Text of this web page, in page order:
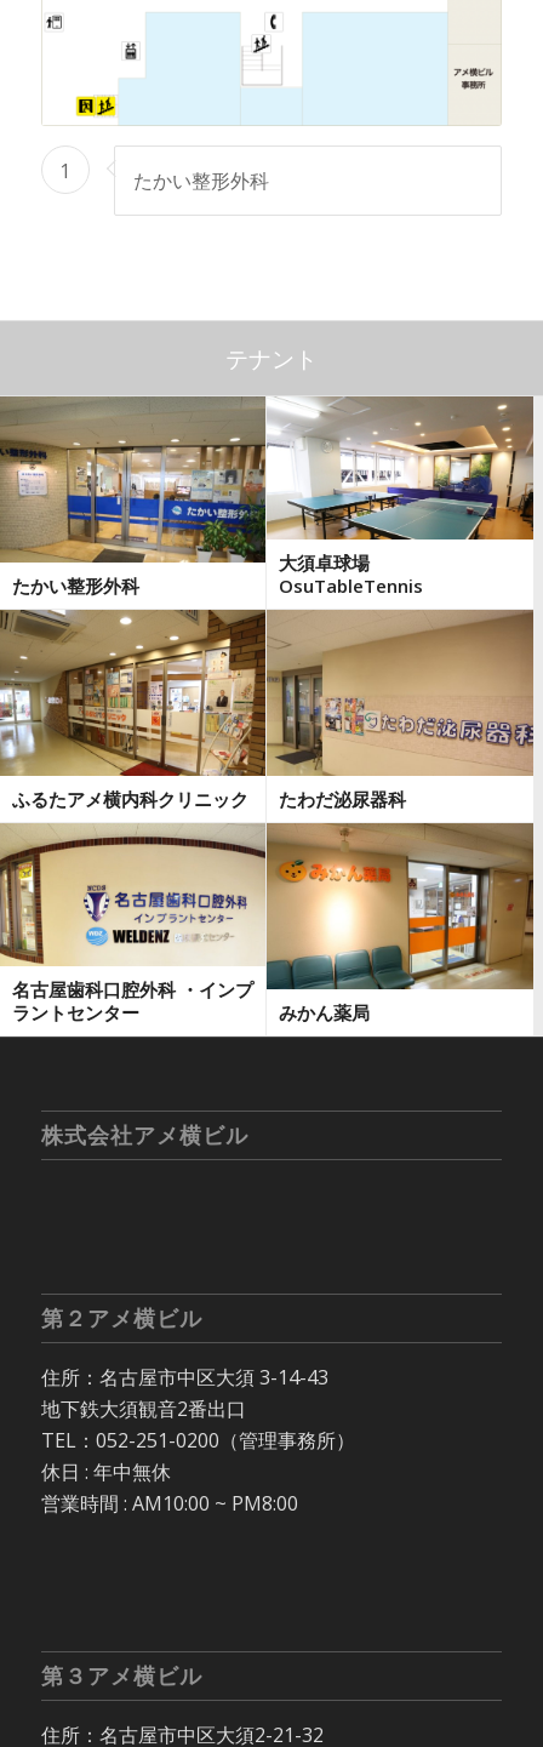
1 たかい整形外科
テナント
たかい整形外科
大須卓球場
OsuTableTennis
ふるたアメ横内科クリニック たわだ泌尿器科
名古屋歯科口腔外科 ・インプ
ラントセンター
みかん薬局
株式会社アメ横ビル
第２アメ横ビル
住所：名古屋市中区大須 3-14-43
地下鉄大須観音2番出口
TEL：052-251-0200（管理事務所）
休日 : 年中無休
営業時間 : AM10:00 ~ PM8:00
第３アメ横ビル
住所：名古屋市中区大須2-21-32